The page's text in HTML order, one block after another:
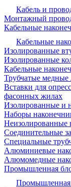
Кабель и
Монтажный
Кабельные
Кабельные
Изолированные
Изолированные
Кабельные
Трубчатые
Вставки для
фасонных жилах
Изолированные и
Наборы
Неизолированные
Соединительные
Специальные
Алюминиевые
Алюмомедные
Промышленная
Промышленная